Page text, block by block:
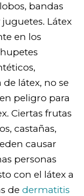
bandas
Látex
en los
látex, no se
peligro para
Ciertas frutas
castañas,
causar
personas
con el látex a
de dermatitis